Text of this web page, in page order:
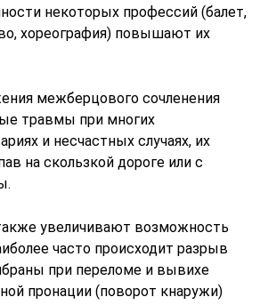
некоторых профессий (балет,
хореография) повышают их
межберцового сочленения
травмы при многих
и несчастных случаях, их
на скользкой дороге или с
увеличивают возможность
часто происходит разрыв
при переломе и вывихе
пронации (поворот кнаружи)